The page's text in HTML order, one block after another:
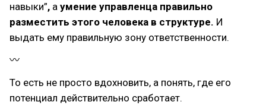
навыки”, а умение управленца правильно
разместить этого человека в структуре. И
выдать ему правильную зону ответственности.
〰
То есть не просто вдохновить, а понять, где его
потенциал действительно сработает.